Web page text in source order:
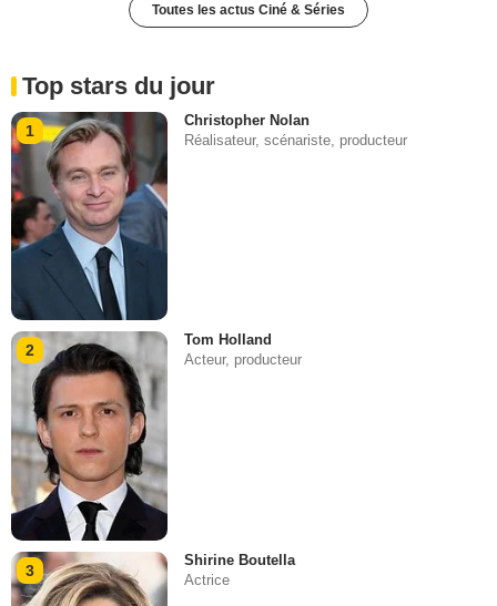
Toutes les actus Ciné & Séries
Top stars du jour
1
Christopher Nolan
Réalisateur, scénariste, producteur
2
Tom Holland
Acteur, producteur
3
Shirine Boutella
Actrice